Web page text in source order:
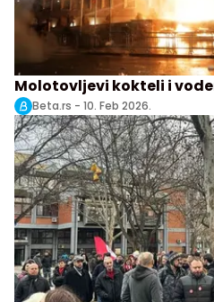
Molotovljevi kokteli i
Beta.rs - 10. Feb 2026.